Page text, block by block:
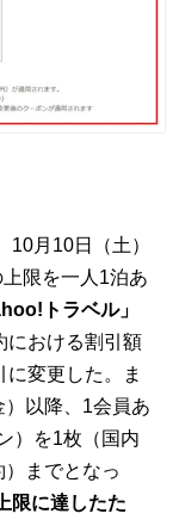
10月10日（土）
限を一人1泊あ
トラベル」
における割引額
変更した。ま
以降、1会員あ
）を1枚（国内
までとなっ
限に達したた